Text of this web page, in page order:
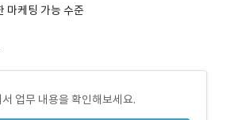
마케팅 가능 수준
업무 내용을 확인해보세요.